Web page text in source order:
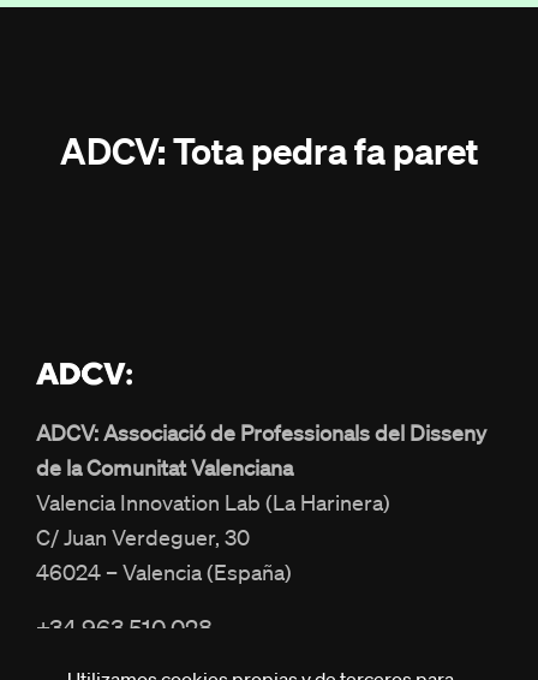
ADCV: Tota pedra fa paret
ADCV: Associació de Professionals del Disseny
de la Comunitat Valenciana
Valencia Innovation Lab (La Harinera)
C/ Juan Verdeguer, 30
46024 – Valencia (España)
+34 963 510 028
info@adcv.com